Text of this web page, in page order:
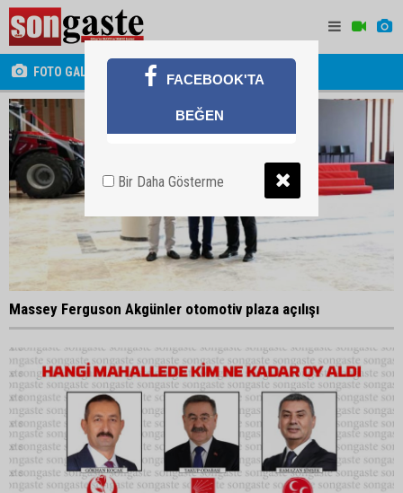
FOTO GALERİ
Massey Ferguson Akgünler otomotiv plaza açılışı
FACEBOOK'TA
BEĞEN
Bir Daha Gösterme